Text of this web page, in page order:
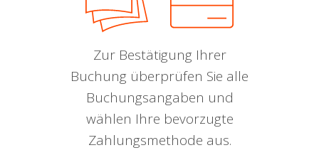
Zur Bestätigung Ihrer
Buchung überprüfen Sie alle
Buchungsangaben und
wählen Ihre bevorzugte
Zahlungsmethode aus.